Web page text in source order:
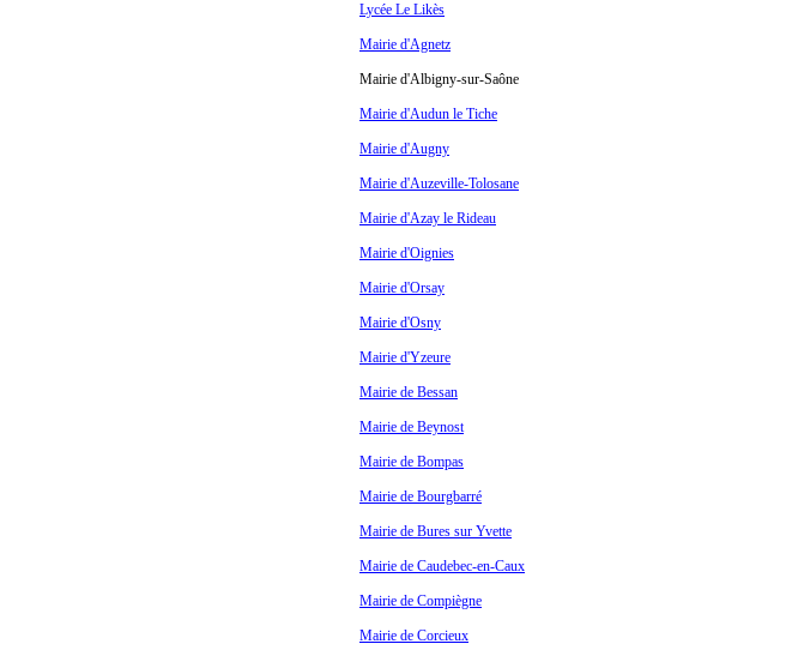
Lycée Le Likès
Mairie d'Agnetz
Mairie d'Albigny-sur-Saône
Mairie d'Audun le Tiche
Mairie d'Augny
Mairie d'Auzeville-Tolosane
Mairie d'Azay le Rideau
Mairie d'Oignies
Mairie d'Orsay
Mairie d'Osny
Mairie d'Yzeure
Mairie de Bessan
Mairie de Beynost
Mairie de Bompas
Mairie de Bourgbarré
Mairie de Bures sur Yvette
Mairie de Caudebec-en-Caux
Mairie de Compiègne
Mairie de Corcieux